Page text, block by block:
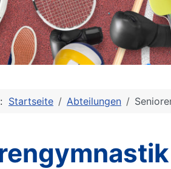
Startseite Abteilungen